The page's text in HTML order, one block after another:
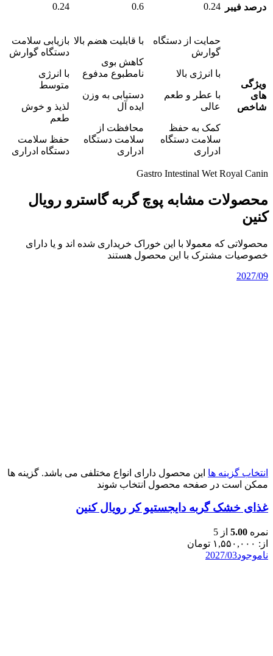
درصد فیبر 0.24
0.6
0.24
ویژگی
های
شاخص
حمایت از دستگاه
گوارش
با انرژی بالا
با عطر و طعم
عالی
کمک به حفظ
سلامت دستگاه
ادراری
با قابلیت هضم بالا
کاهش بوی
نامطبوع مدفوع
دستیابی به وزن
ایده آل
محافظت از
سلامت دستگاه
ادراری
بازیابی سلامت
دستگاه گوارش
با انرژی
متوسط
لذیذ و خوش
طعم
حفظ سلامت
دستگاه ادراری
Gastro Intestinal Wet Royal Canin
محصولات مشابه پوچ گربه گاسترو رویال
کنین
محصولاتی که معمولا با این خوراک خریداری شده اند و یا دارای
خصوصیات مشترک با این محصول هستند
2027/09
انتخاب گزینه ها این محصول دارای انواع مختلفی می باشد. گزینه ها
ممکن است در صفحه محصول انتخاب شوند
غذای خشک گربه دایجستیو کر رویال کنین
نمره 5.00 از 5
از: ۱,۵۵۰,۰۰۰ تومان
ناموجود2027/03